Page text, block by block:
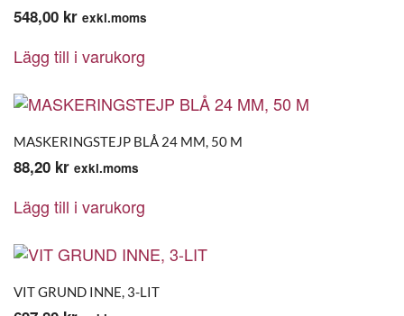
548,00 kr exkl.moms
Lägg till i varukorg
MASKERINGSTEJP BLÅ 24 MM, 50 M
88,20 kr exkl.moms
Lägg till i varukorg
VIT GRUND INNE, 3-LIT